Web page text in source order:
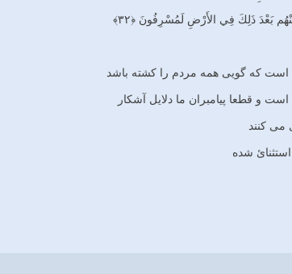
بَعْدَ ذَلِكَ فِي الأَرْضِ لَمُسْرِفُونَ ﴿۳۲﴾
است كه گويى همه مردم را كشته باشد
و قطعا پيامبران ما دلايل آشكار
مى ‏كنند
شده